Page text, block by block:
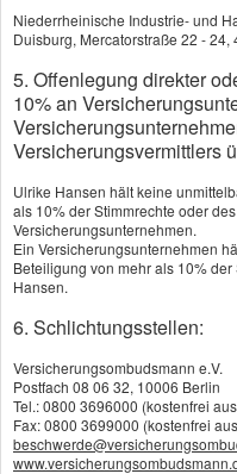
Erste Möglichkeit:
als Zweitwagen
Sie mit einem
Beitragssatz. Der
Lauf der Zeit
später auf Sie
Gesellschaften
Einstiegstarife,
Familienmitglied
Unternehmen
Eine weitere
machen günstige
die bereits ein Mofa
versichert hatten.
Niederrheinische Industrie- und
Duisburg, Mercatorstraße 22 - 24,
5. Offenlegung direkter
10% an
Versicherungsvermittlers
Ulrike Hansen hält keine
als 10% der Stimmrechte oder
Versicherungsunternehmen.
Ein Versicherungsunternehmen
Beteiligung von mehr als 10%
Hansen.
6. Schlichtungsstellen:
Versicherungsombudsmann e.V.
Postfach 08 06 32, 10006 Berlin
Tel.: 0800 3696000 (kostenfrei
Fax: 0800 3699000 (kostenfrei